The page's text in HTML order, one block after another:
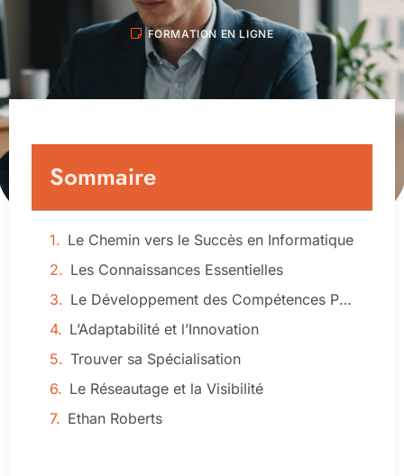
FORMATION EN LIGNE
Sommaire
Le Chemin vers le Succès en Informatique
Les Connaissances Essentielles
Le Développement des Compétences Pratiques
L’Adaptabilité et l’Innovation
Trouver sa Spécialisation
Le Réseautage et la Visibilité
Ethan Roberts